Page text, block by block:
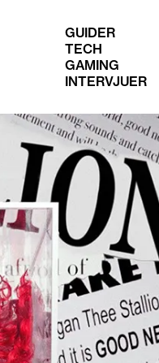
GUIDER
TECH
GAMING
INTERVJUER